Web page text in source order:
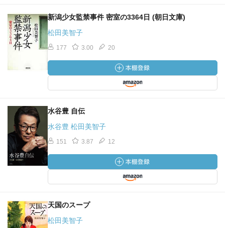
新潟少女監禁事件 密室の3364日 (朝日文庫)
松田美智子
177 3.00 20
水谷豊 自伝
水谷豊 松田美智子
151 3.87 12
天国のスープ
松田美智子